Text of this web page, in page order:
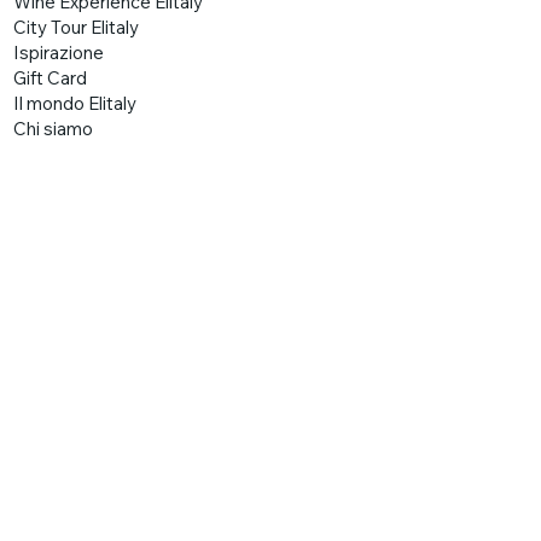
City Tour Elitaly
Ispirazione
Gift Card
Il mondo Elitaly
Chi siamo